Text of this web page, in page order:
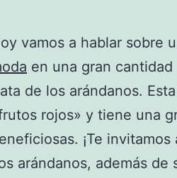
vamos a hablar sobre
en una gran
de los arándanos.
rojos» y tiene una
¡Te
arándanos, además